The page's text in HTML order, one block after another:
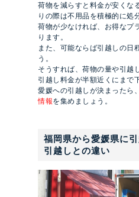
荷物を減らすと料金が安くな
りの際は不用品を積極的に処
荷物が少なければ、お得なプ
ります。
また、可能ならば引越しの日
う。
そうすれば、荷物の量や引越
引越し料金が半額近くにまで
愛媛への引越しが決まったら、
情報を集めましょう。
福岡県から愛媛県に
引越しとの違い